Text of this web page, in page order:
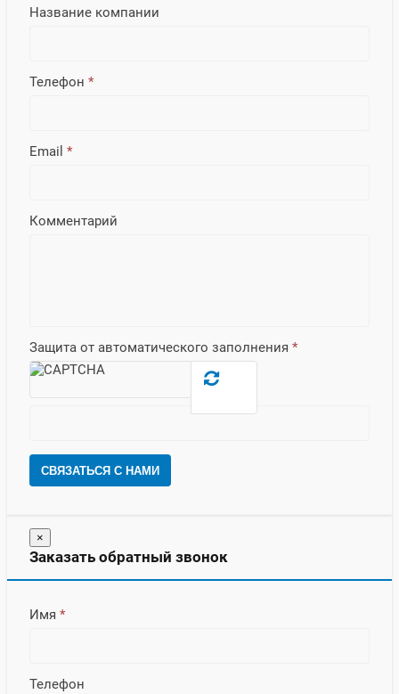
Название компании
Телефон *
Email *
Комментарий
Защита от автоматического заполнения *
СВЯЗАТЬСЯ С НАМИ
×
Заказать обратный звонок
Имя *
Телефон